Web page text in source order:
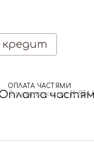
кредит
ОПЛАТА ЧАСТЯМИ
3 платежа по 11